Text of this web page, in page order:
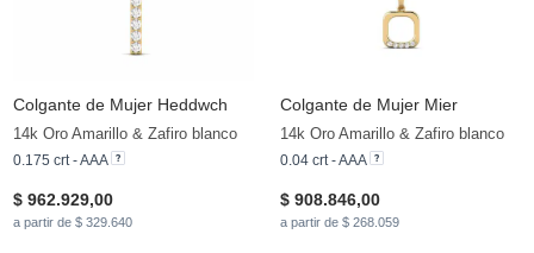
Colgante de Mujer Heddwch
14k Oro Amarillo & Zafiro blanco
0.175 crt - AAA
$ 962.929,00
a partir de $ 329.640
Colgante de Mujer Mier
14k Oro Amarillo & Zafiro blanco
0.04 crt - AAA
$ 908.846,00
a partir de $ 268.059